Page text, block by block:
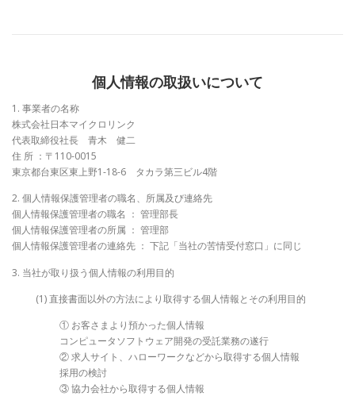
個人情報の取扱いについて
1. 事業者の名称
株式会社日本マイクロリンク
代表取締役社長 青木 健二
住 所 ：〒110-0015
東京都台東区東上野1-18-6 タカラ第三ビル4階
2. 個人情報保護管理者の職名、所属及び連絡先
個人情報保護管理者の職名 ： 管理部長
個人情報保護管理者の所属 ： 管理部
個人情報保護管理者の連絡先 ： 下記「当社の苦情受付窓口」に同じ
3. 当社が取り扱う個人情報の利用目的
(1) 直接書面以外の方法により取得する個人情報とその利用目的
① お客さまより預かった個人情報
コンピュータソフトウェア開発の受託業務の遂行
② 求人サイト、ハローワークなどから取得する個人情報
採用の検討
③ 協力会社から取得する個人情報